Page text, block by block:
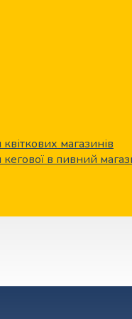
магазинів
в пивний